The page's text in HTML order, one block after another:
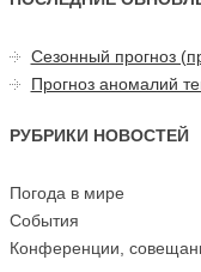
Сезонный прогноз
Прогноз аномалий
РУБРИКИ НОВОСТЕЙ
Погода в мире
События
Конференции,